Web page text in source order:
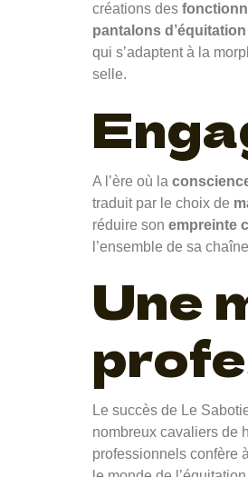
créations des
pantalons d’équitation
qui s’adaptent à la
selle.
A l’ère où la
traduit par le choix de
réduire son empreinte
l’ensemble de sa
Une
Le succès de Le
nombreux cavaliers de
professionnels confère